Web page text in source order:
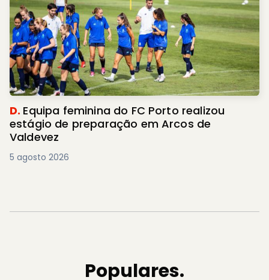
D. Equipa feminina do FC Porto realizou
estágio de preparação em Arcos de
Valdevez
5 agosto 2026
Populares.